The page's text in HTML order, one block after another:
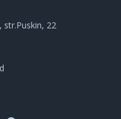
str.Puskin, 22